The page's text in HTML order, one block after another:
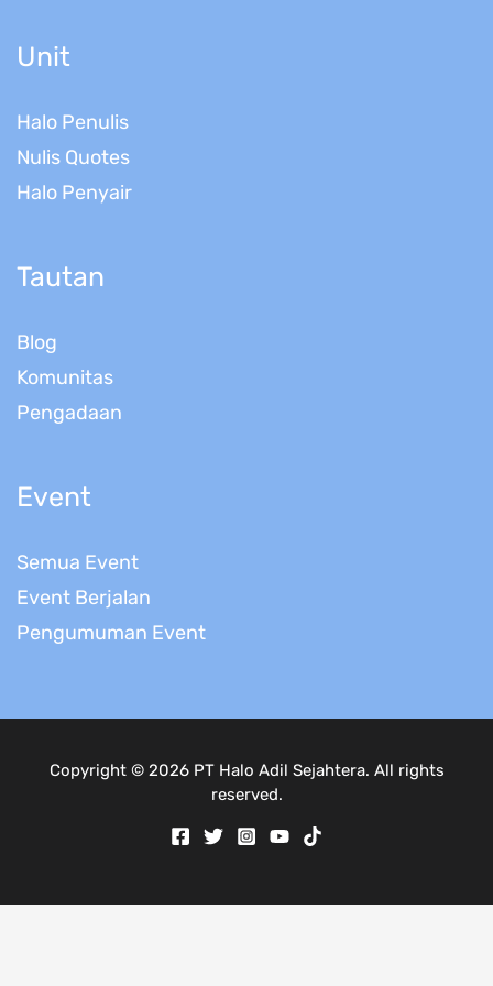
Unit
Halo Penulis
Nulis Quotes
Halo Penyair
Tautan
Blog
Komunitas
Pengadaan
Event
Semua Event
Event Berjalan
Pengumuman Event
Copyright © 2026 PT Halo Adil Sejahtera. All rights
reserved.